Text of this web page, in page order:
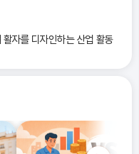
자를 디자인하는 산업 활동